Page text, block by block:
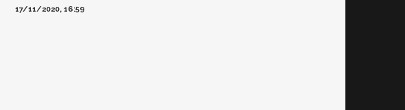
17/11/2020, 16:59